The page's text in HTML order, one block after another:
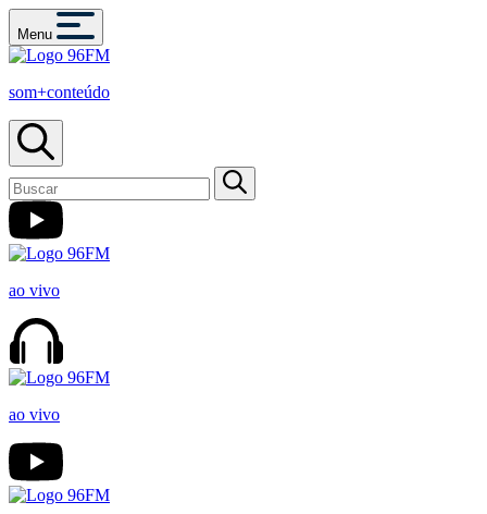
Menu
som+conteúdo
ao vivo
ao vivo